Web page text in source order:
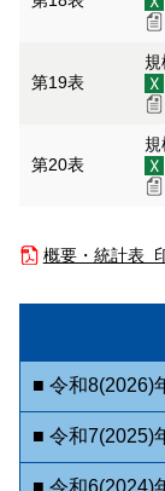
■ 令和8(2026)
■ 令和7(2025)
■ 令和6(2024)
第19表
規
第20表
規
概要・統計表